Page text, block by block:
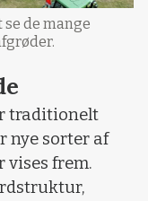
de mange
traditionelt
nye sorter af
vises frem.